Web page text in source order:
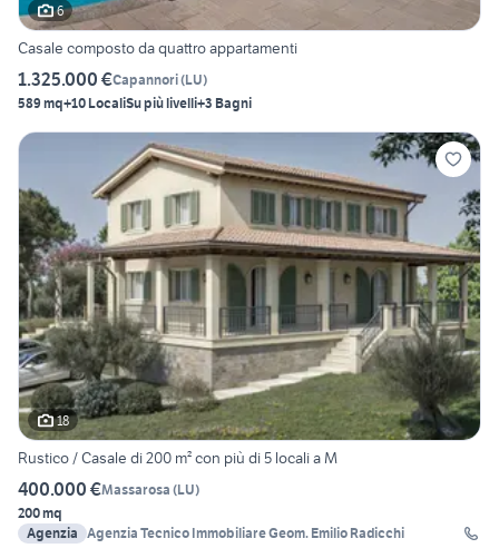
6
Casale composto da quattro appartamenti
1.325.000 €Capannori(LU)
589 mq+10 LocaliSu più livelli+3 Bagni
18
Rustico / Casale di 200 m² con più di 5 locali a M
400.000 €Massarosa (LU)
200 mq
Agenzia Agenzia Tecnico Immobiliare Geom. Emilio Radicchi